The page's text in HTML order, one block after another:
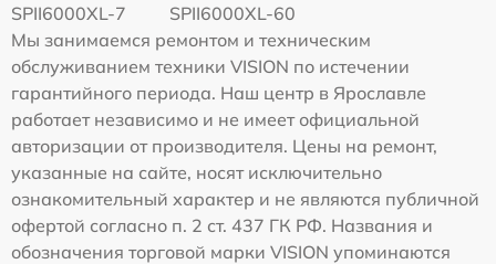
SPII6000XL-7
SPII6000XL-60
Мы занимаемся ремонтом и техническим
обслуживанием техники VISION по истечении
гарантийного периода. Наш центр в Ярославле
работает независимо и не имеет официальной
авторизации от производителя. Цены на ремонт,
указанные на сайте, носят исключительно
ознакомительный характер и не являются публичной
офертой согласно п. 2 ст. 437 ГК РФ. Названия и
обозначения торговой марки VISION упоминаются